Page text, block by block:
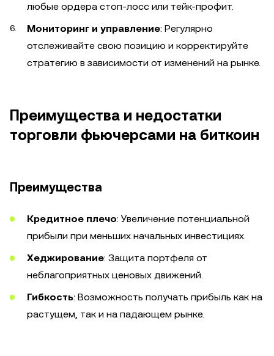
любые ордера стоп-лосс или тейк-профит.
Мониторинг и управление: Регулярно
отслеживайте свою позицию и корректируйте
стратегию в зависимости от изменений на рынке.
Преимущества и недостатки
торговли фьючерсами на биткоин
Преимущества
Кредитное плечо: Увеличение потенциальной
прибыли при меньших начальных инвестициях.
Хеджирование: Защита портфеля от
неблагоприятных ценовых движений.
Гибкость: Возможность получать прибыль как на
растущем, так и на падающем рынке.